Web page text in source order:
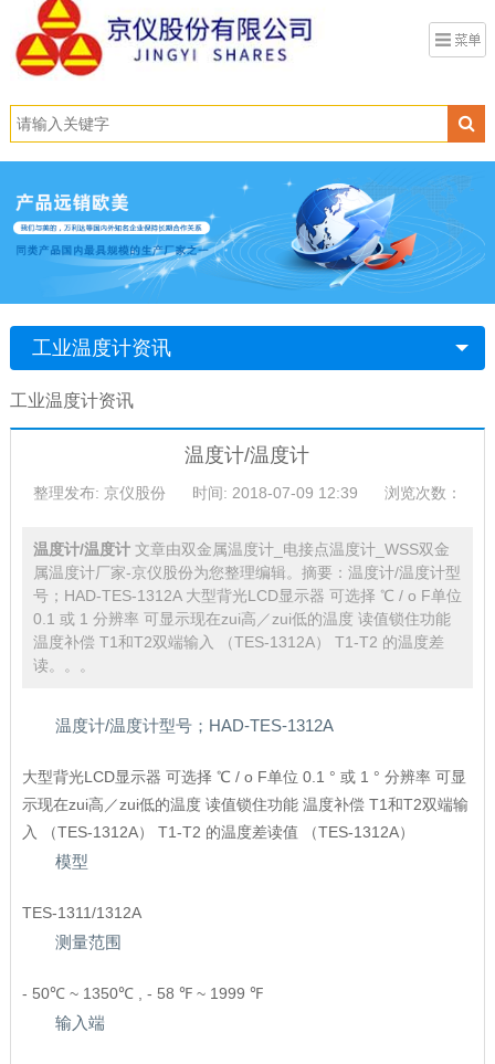
工业温度计资讯
工业温度计资讯
温度计/温度计
整理发布: 京仪股份 时间: 2018-07-09 12:39 浏览次数：
温度计/温度计 文章由双金属温度计_电接点温度计_WSS双金
属温度计厂家-京仪股份为您整理编辑。摘要：温度计/温度计型
号；HAD-TES-1312A 大型背光LCD显示器 可选择 ℃ / o F单位
0.1 或 1 分辨率 可显示现在zui高／zui低的温度 读值锁住功能
温度补偿 T1和T2双端输入 （TES-1312A） T1-T2 的温度差
读。。。
温度计/温度计型号；HAD-TES-1312A
大型背光LCD显示器 可选择 ℃ / o F单位 0.1 ° 或 1 ° 分辨率 可显
示现在zui高／zui低的温度 读值锁住功能 温度补偿 T1和T2双端输
入 （TES-1312A） T1-T2 的温度差读值 （TES-1312A）
模型
TES-1311/1312A
测量范围
- 50℃ ~ 1350℃ , - 58 ℉ ~ 1999 ℉
输入端